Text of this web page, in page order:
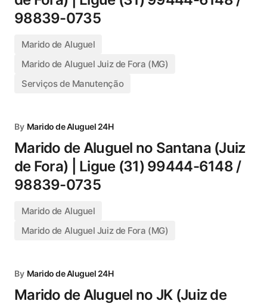
98839-0735
Marido de Aluguel
Marido de Aluguel Juiz de Fora (MG)
Serviços de Manutenção
By Marido de Aluguel 24H
Marido de Aluguel no Santana (Juiz
de Fora) | Ligue (31) 99444-6148 /
98839-0735
Marido de Aluguel
Marido de Aluguel Juiz de Fora (MG)
By Marido de Aluguel 24H
Marido de Aluguel no JK (Juiz de